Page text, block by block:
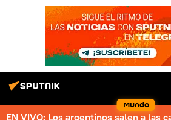
Mundo
EN VIVO: Los argentinos salen a las